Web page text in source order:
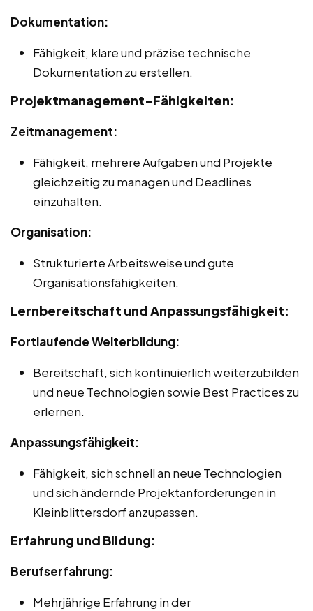
Dokumentation:
Fähigkeit, klare und präzise technische
Dokumentation zu erstellen.
Projektmanagement-Fähigkeiten:
Zeitmanagement:
Fähigkeit, mehrere Aufgaben und Projekte
gleichzeitig zu managen und Deadlines
einzuhalten.
Organisation:
Strukturierte Arbeitsweise und gute
Organisationsfähigkeiten.
Lernbereitschaft und Anpassungsfähigkeit:
Fortlaufende Weiterbildung:
Bereitschaft, sich kontinuierlich weiterzubilden
und neue Technologien sowie Best Practices zu
erlernen.
Anpassungsfähigkeit:
Fähigkeit, sich schnell an neue Technologien
und sich ändernde Projektanforderungen in
Kleinblittersdorf anzupassen.
Erfahrung und Bildung:
Berufserfahrung:
Mehrjährige Erfahrung in der